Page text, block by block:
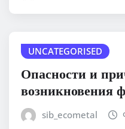
UNCATEGORISED
Опасности и
возникновения
sib_ecometal